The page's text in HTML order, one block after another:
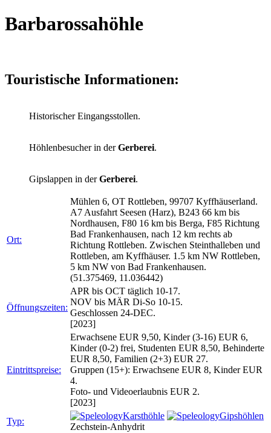
Barbarossahöhle
Touristische Informationen:
Historischer Eingangsstollen.
Höhlenbesucher in derGerberei.
Gipslappen in derGerberei.
Ort:
Mühlen 6, OT Rottleben, 99707 Kyffhäuserland.
A7 Ausfahrt Seesen (Harz), B243 66 km bis
Nordhausen, F80 16 km bis Berga, F85 Richtung
Bad Frankenhausen, nach 12 km rechts ab
Richtung Rottleben. Zwischen Steinthalleben und
Rottleben, am Kyffhäuser. 1.5 km NW Rottleben,
5 km NW von Bad Frankenhausen.
(51.375469, 11.036442)
Öffnungszeiten:
APR bis OCT täglich 10-17.
NOV bis MÄR Di-So 10-15.
Geschlossen 24-DEC.
[2023]
Eintrittspreise:
Erwachsene EUR 9,50, Kinder (3-16) EUR 6,
Kinder (0-2) frei, Studenten EUR 8,50, Behinderte
EUR 8,50, Familien (2+3) EUR 27.
Gruppen (15+): Erwachsene EUR 8, Kinder EUR
4.
Foto- und Videoerlaubnis EUR 2.
[2023]
Typ:
Karsthöhle
Gipshöhlen
Zechstein-Anhydrit